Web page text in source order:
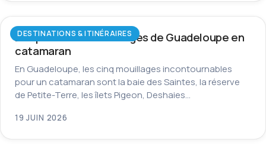
DESTINATIONS & ITINÉRAIRES
Les plus beaux mouillages de Guadeloupe en
catamaran
En Guadeloupe, les cinq mouillages incontournables
pour un catamaran sont la baie des Saintes, la réserve
de Petite-Terre, les îlets Pigeon, Deshaies…
19 JUIN 2026